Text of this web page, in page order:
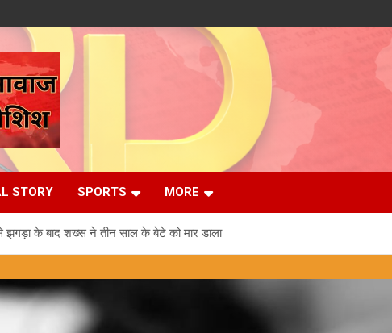
STORY SPORTS MORE
झगड़ा के बाद शख्स ने तीन साल के बेटे को मार डाला